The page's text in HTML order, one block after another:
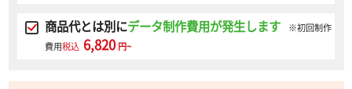
商品代とは別にデータ制作費用が発生します
※初回制作
費用税込 6,820 円~